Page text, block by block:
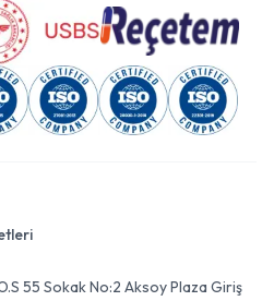
55 Sokak No:2 Aksoy Plaza Giriş